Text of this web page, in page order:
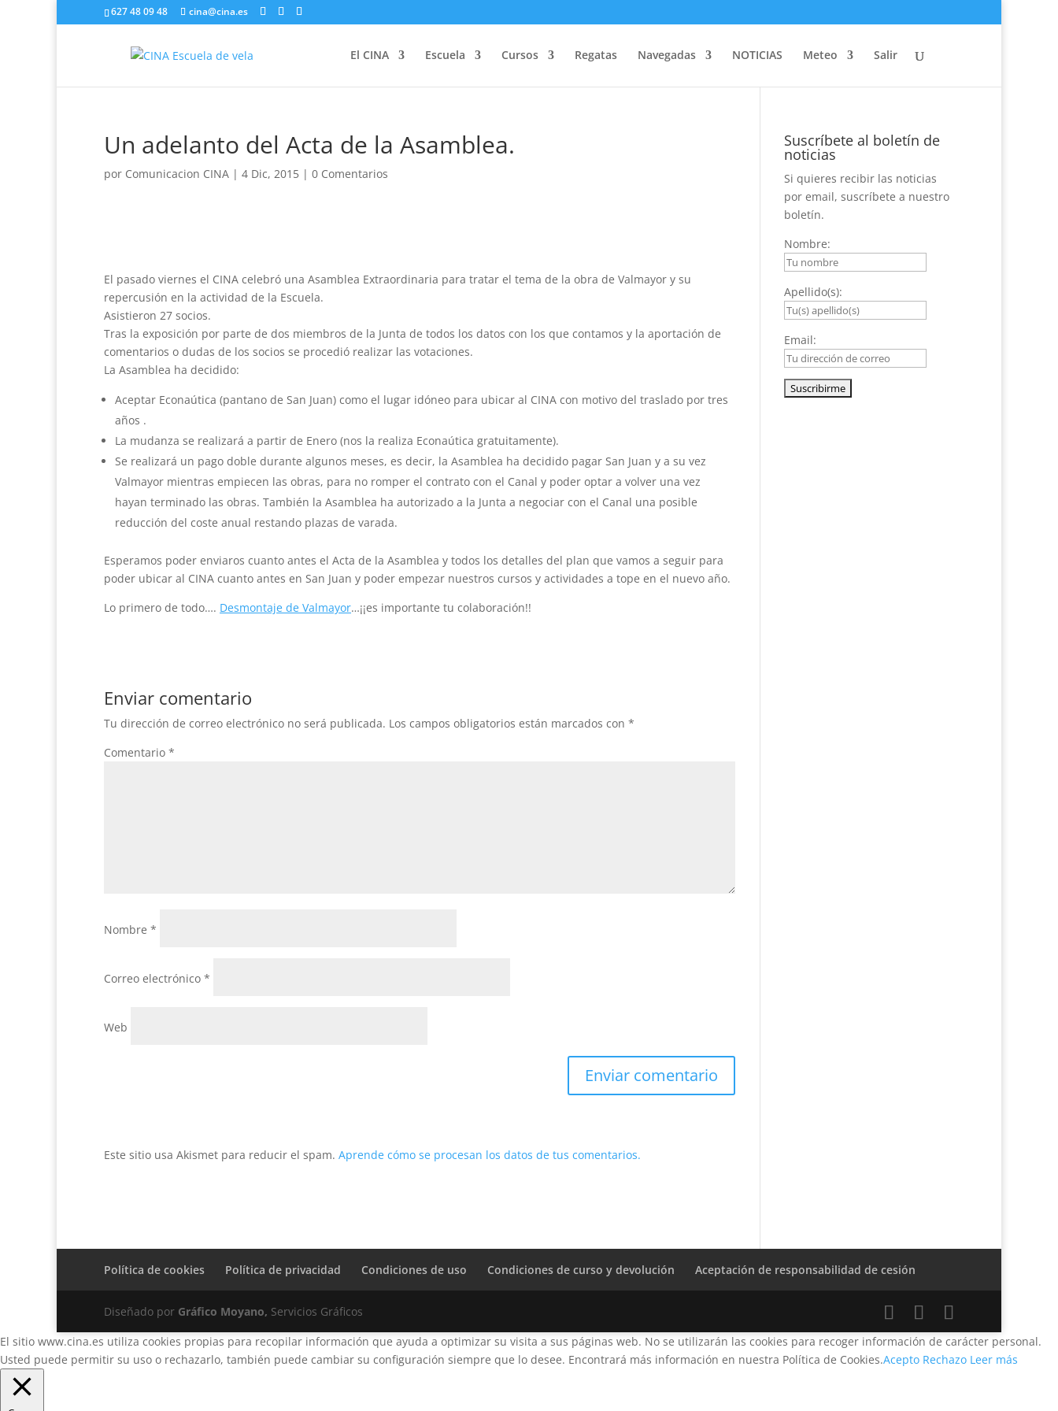
627 48 09 48 cina@cina.es
El CINA Escuela Cursos Regatas Navegadas NOTICIAS Meteo Salir
Un adelanto del Acta de la Asamblea.
por Comunicacion CINA | 4 Dic, 2015 | 0 Comentarios
El pasado viernes el CINA celebró una Asamblea Extraordinaria para tratar el tema de la obra de Valmayor y su
repercusión en la actividad de la Escuela.
Asistieron 27 socios.
Tras la exposición por parte de dos miembros de la Junta de todos los datos con los que contamos y la aportación de
comentarios o dudas de los socios se procedió realizar las votaciones.
La Asamblea ha decidido:
Aceptar Econaútica (pantano de San Juan) como el lugar idóneo para ubicar al CINA con motivo del traslado por tres
años .
La mudanza se realizará a partir de Enero (nos la realiza Econaútica gratuitamente).
Se realizará un pago doble durante algunos meses, es decir, la Asamblea ha decidido pagar San Juan y a su vez
Valmayor mientras empiecen las obras, para no romper el contrato con el Canal y poder optar a volver una vez
hayan terminado las obras. También la Asamblea ha autorizado a la Junta a negociar con el Canal una posible
reducción del coste anual restando plazas de varada.
Esperamos poder enviaros cuanto antes el Acta de la Asamblea y todos los detalles del plan que vamos a seguir para
poder ubicar al CINA cuanto antes en San Juan y poder empezar nuestros cursos y actividades a tope en el nuevo año.
Lo primero de todo…. Desmontaje de Valmayor…¡¡es importante tu colaboración!!
Enviar comentario
Tu dirección de correo electrónico no será publicada. Los campos obligatorios están marcados con *
Comentario *
Nombre *
Correo electrónico *
Web
Este sitio usa Akismet para reducir el spam. Aprende cómo se procesan los datos de tus comentarios.
Suscríbete al boletín de
noticias
Si quieres recibir las noticias
por email, suscríbete a nuestro
boletín.
Nombre:
Apellido(s):
Email:
Política de cookies Política de privacidad Condiciones de uso Condiciones de curso y devolución Aceptación de responsabilidad de cesión
Diseñado por Gráfico Moyano, Servicios Gráficos
El sitio www.cina.es utiliza cookies propias para recopilar información que ayuda a optimizar su visita a sus páginas web. No se utilizarán las cookies para recoger información de carácter personal.
Usted puede permitir su uso o rechazarlo, también puede cambiar su configuración siempre que lo desee. Encontrará más información en nuestra Política de Cookies.Acepto Rechazo Leer más